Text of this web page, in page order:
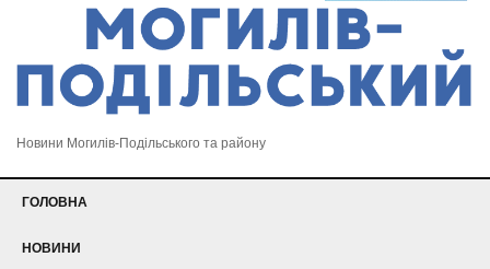
Новини Могилів-Подільського та району
ГОЛОВНА
НОВИНИ